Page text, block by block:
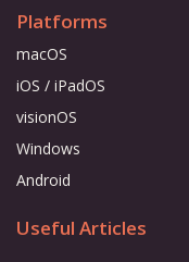
Platforms
macOS
iOS / iPadOS
visionOS
Windows
Android
Useful Articles